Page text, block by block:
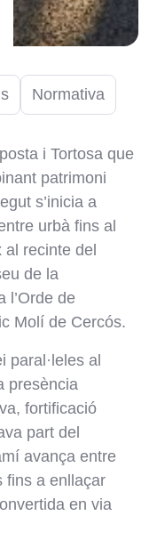
Normativa
i Tortosa que
patrimoni
s’inicia a
urbà fins al
al recinte del
de la
l’Orde de
Molí de Cercós.
paral·leles al
presència
fortificació
part del
avança entre
fins a enllaçar
en via